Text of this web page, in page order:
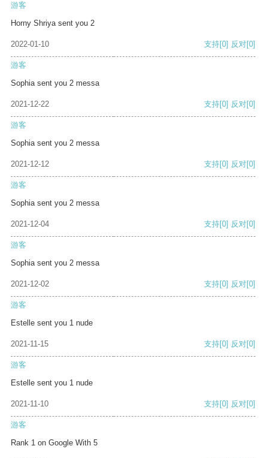
游客
Horny Shriya sent you 2
2022-01-10 支持[0] 反对[0]
游客
Sophia sent you 2 messa
2021-12-22 支持[0] 反对[0]
游客
Sophia sent you 2 messa
2021-12-12 支持[0] 反对[0]
游客
Sophia sent you 2 messa
2021-12-04 支持[0] 反对[0]
游客
Sophia sent you 2 messa
2021-12-02 支持[0] 反对[0]
游客
Estelle sent you 1 nude
2021-11-15 支持[0] 反对[0]
游客
Estelle sent you 1 nude
2021-11-10 支持[0] 反对[0]
游客
Rank 1 on Google With 5